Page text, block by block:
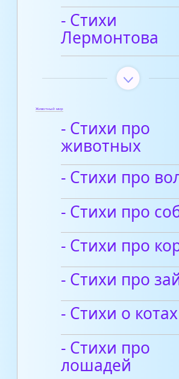
- Стихи
Лермонтова
Животный мир
- Стихи про
животных
- Стихи про
- Cтихи про
- Стихи про
- Стихи про
- Стихи о котах
- Стихи про
лошадей